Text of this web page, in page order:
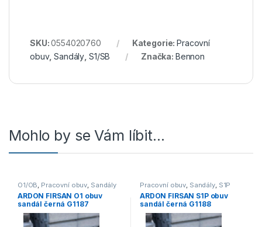
SKU:0554020760 Kategorie:Pracovní
obuv,Sandály S1/SB Značka: Bennon
Mohlo by se Vám líbit…
O1/OB Pracovní obuv Sandály
ARDON FIRSAN O1 obuv
sandál černá G1187
Pracovní obuv Sandály, S1P
ARDON FIRSAN S1P obuv
sandál černá G1188